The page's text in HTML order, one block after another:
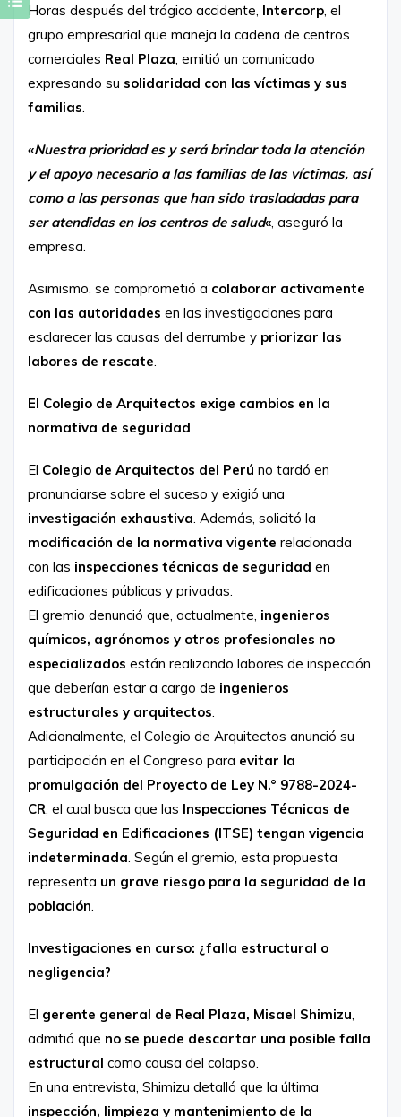
Horas después del trágico accidente, Intercorp , el
grupo empresarial que maneja la cadena de centros
comerciales Real Plaza , emitió un comunicado
expresando su solidaridad con las víctimas y sus
familias
«Nuestra prioridad es y será brindar toda la atención
y el apoyo necesario a las familias de las víctimas, así
como a las personas que han sido trasladadas para
ser atendidas en los centros de salud« , aseguró la
empresa.
Asimismo, se comprometió a colaborar activamente
con las autoridades en las investigaciones para
esclarecer las causas del derrumbe y priorizar las
labores de rescate
El Colegio de Arquitectos exige cambios en la
normativa de seguridad
El Colegio de Arquitectos del Perú no tardó en
pronunciarse sobre el suceso y exigió una
investigación exhaustiva . Además, solicitó la
modificación de la normativa vigente relacionada
con las inspecciones técnicas de seguridad en
edificaciones públicas y privadas.
El gremio denunció que, actualmente, ingenieros
químicos, agrónomos y otros profesionales no
especializados están realizando labores de inspección
que deberían estar a cargo de ingenieros
estructurales y arquitectos
Adicionalmente, el Colegio de Arquitectos anunció su
participación en el Congreso para evitar la
promulgación del Proyecto de Ley N.° 9788-2024-
CR , el cual busca que las Inspecciones Técnicas de
Seguridad en Edificaciones (ITSE) tengan vigencia
indeterminada . Según el gremio, esta propuesta
representa un grave riesgo para la seguridad de la
población
Investigaciones en curso: ¿falla estructural o
negligencia?
El gerente general de Real Plaza, Misael Shimizu
admitió que no se puede descartar una posible falla
estructural como causa del colapso.
En una entrevista, Shimizu detalló que la última
inspección, limpieza y mantenimiento de la